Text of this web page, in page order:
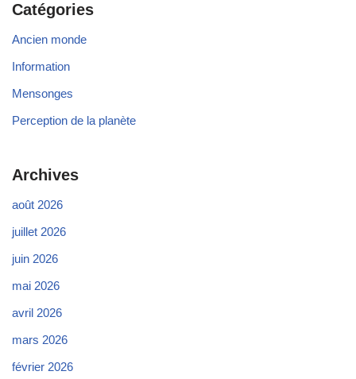
Catégories
Ancien monde
Information
Mensonges
Perception de la planète
Archives
août 2026
juillet 2026
juin 2026
mai 2026
avril 2026
mars 2026
février 2026